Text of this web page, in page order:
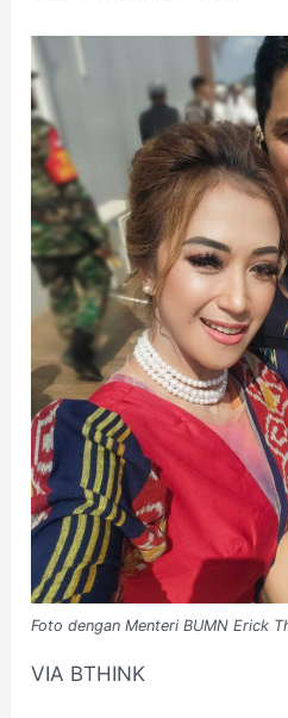
Foto dengan Menteri BUMN Erick
VIA BTHINK